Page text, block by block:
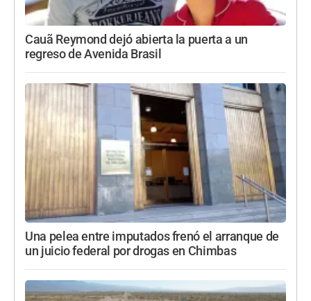
Cauã Reymond dejó abierta la puerta a un
regreso de Avenida Brasil
Una pelea entre imputados frenó el arranque de
un juicio federal por drogas en Chimbas